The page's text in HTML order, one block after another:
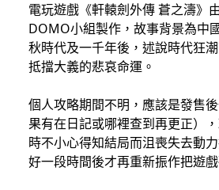
電玩遊戲《軒轅劍外傳 蒼之濤》
DOMO小組製作，故事背景為中
秋時代及一千年後，述說時代狂
抵擋大義的悲哀命運。
個人攻略期間不明，應該是發售
果有在日記或哪裡查到再更正）
時不小心得知結局而沮喪失去動
好一段時間後才再重新振作把遊戲